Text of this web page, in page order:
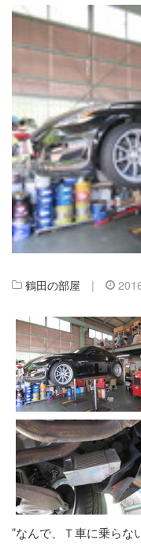
鶴田の部屋 |
”なんで、Ｔ車に乗らな